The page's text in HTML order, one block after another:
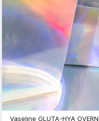
Vaseline GLUTA-HYA